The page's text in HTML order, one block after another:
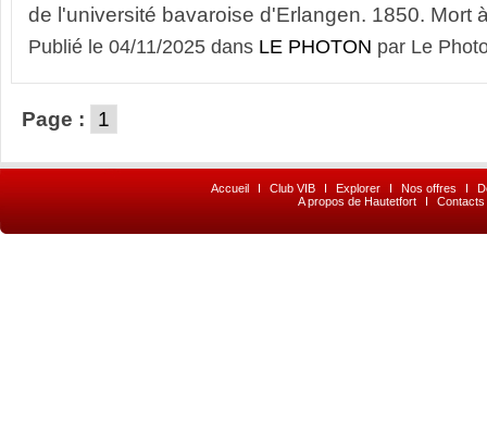
de l'université bavaroise d'Erlangen. 1850. Mort
Publié le 04/11/2025 dans LE PHOTON par Le
Page : 1
Accueil I Club VIB I Explorer I Nos offres I
A propos de Hautetfort
I Contacts